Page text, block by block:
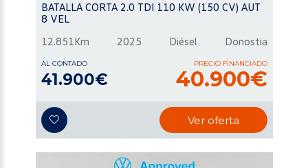
BATALLA CORTA 2.0 TDI 110 KW (150 CV) AUT
8 VEL
12.851Km
2025 Diésel Donostia
AL CONTADO
41.900€
PRECIO FINANCIADO
40.900€
Ver oferta